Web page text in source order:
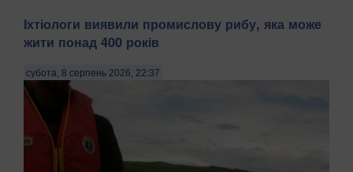
Іхтіологи виявили промислову рибу, яка може
жити понад 400 років
субота, 8 серпень 2026, 22:37